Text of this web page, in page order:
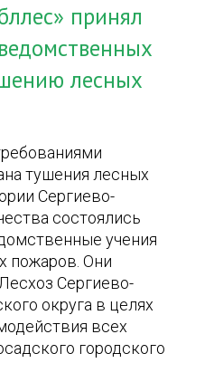
принял
лесных
тушения лесных
Сергиево-
состоялись
учения
пожаров. Они
Сергиево-
округа в целях
всех
городского